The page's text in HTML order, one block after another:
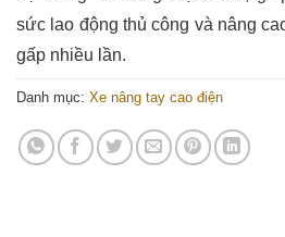
sức lao động thủ công và nâng
gấp nhiều lần.
Danh mục: Xe nâng tay cao điện